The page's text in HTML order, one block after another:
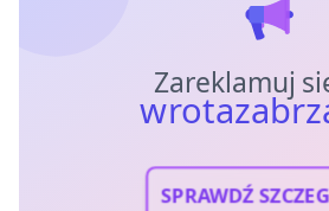
Zareklamuj
SPRAWDŹ